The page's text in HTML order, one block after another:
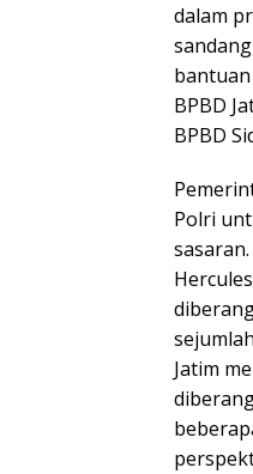
dalam
BPBD
BPBD
Polri
Jatim